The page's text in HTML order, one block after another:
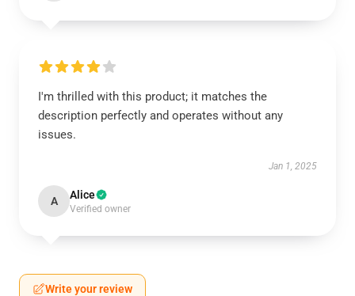
I'm thrilled with this product; it matches the
description perfectly and operates without any
issues.
Jan 1, 2025
A Alice
Verified owner
Write your review